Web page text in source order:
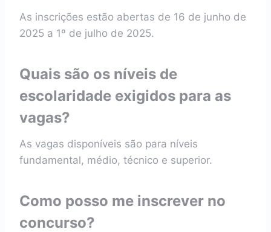
As inscrições estão abertas de 16 de junho de
2025 a 1º de julho de 2025.
Quais são os níveis de
escolaridade exigidos para as
vagas?
As vagas disponíveis são para níveis
fundamental, médio, técnico e superior.
Como posso me inscrever no
concurso?